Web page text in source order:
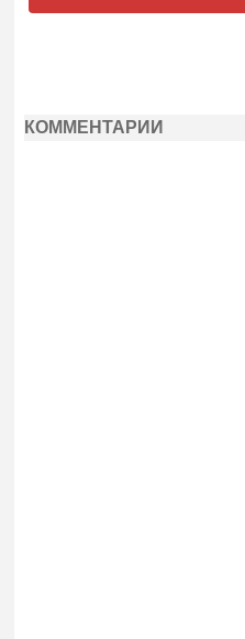
КОММЕНТАРИИ